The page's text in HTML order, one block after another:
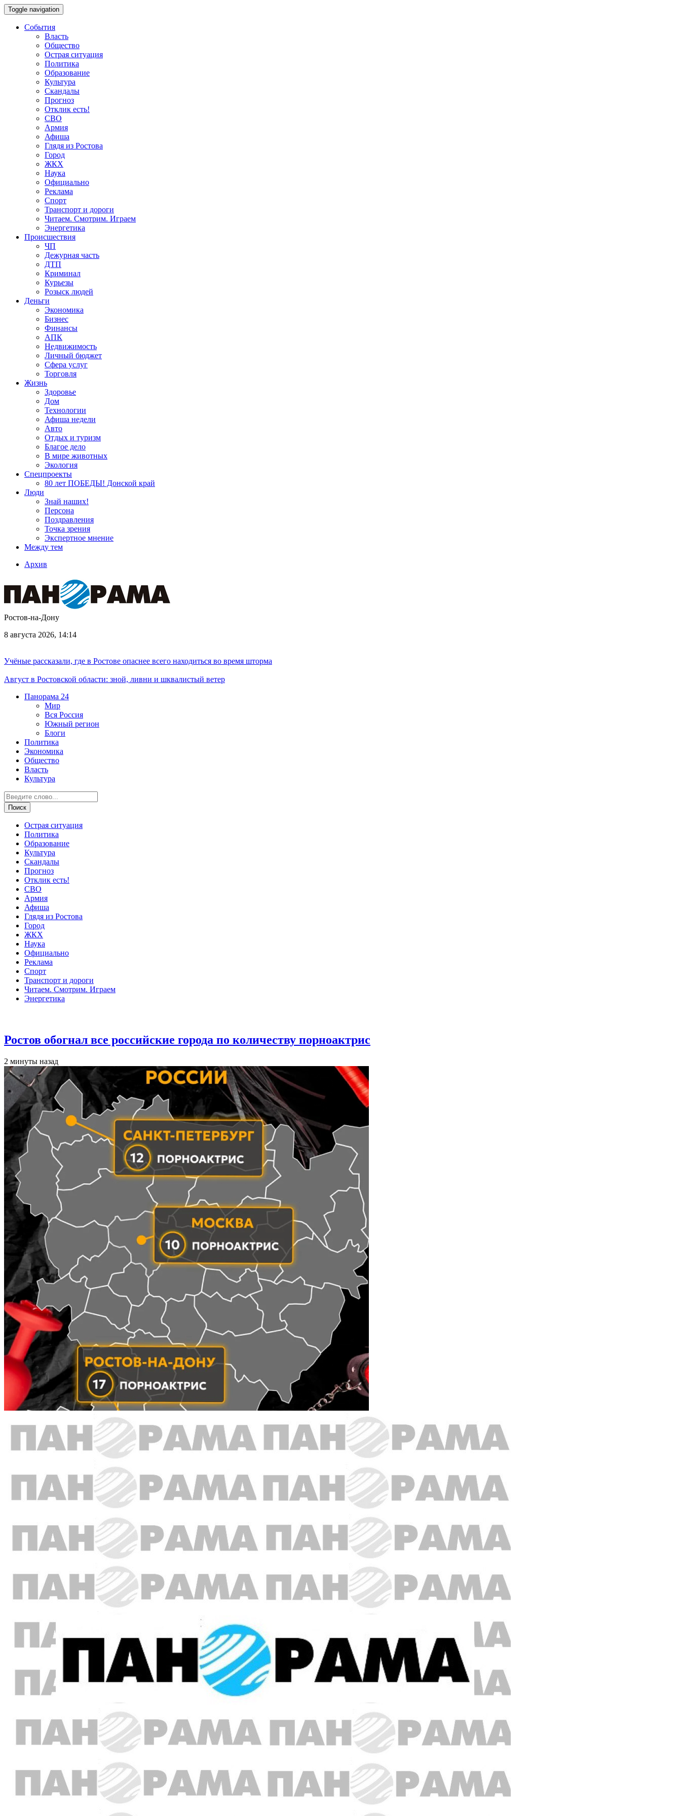
Toggle navigation
События
Власть
Общество
Острая ситуация
Политика
Образование
Культура
Скандалы
Прогноз
Отклик есть!
СВО
Армия
Афиша
Глядя из Ростова
Город
ЖКХ
Наука
Официально
Реклама
Спорт
Транспорт и дороги
Читаем. Смотрим. Играем
Энергетика
Происшествия
ЧП
Дежурная часть
ДТП
Криминал
Курьезы
Розыск людей
Деньги
Экономика
Бизнес
Финансы
АПК
Недвижимость
Личный бюджет
Сфера услуг
Торговля
Жизнь
Здоровье
Дом
Технологии
Афиша недели
Авто
Отдых и туризм
Благое дело
В мире животных
Экология
Спецпроекты
80 лет ПОБЕДЫ! Донской край
Люди
Знай наших!
Персона
Поздравления
Точка зрения
Экспертное мнение
Между тем
Архив
Ростов-на-Дону
8 августа 2026, 14:14
Учёные рассказали, где в Ростове опаснее всего находиться во время шторма
Август в Ростовской области: зной, ливни и шквалистый ветер
Панорама 24
Мир
Вся Россия
Южный регион
Блоги
Политика
Экономика
Общество
Власть
Культура
Острая ситуация
Политика
Образование
Культура
Скандалы
Прогноз
Отклик есть!
СВО
Армия
Афиша
Глядя из Ростова
Город
ЖКХ
Наука
Официально
Реклама
Спорт
Транспорт и дороги
Читаем. Смотрим. Играем
Энергетика
Ростов обогнал все российские города по количеству порноактрис
2 минуты назад